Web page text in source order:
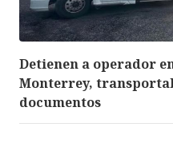
Detienen a operador
Monterrey,
documentos